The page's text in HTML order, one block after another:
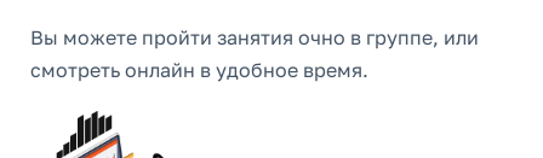
Вы можете пройти занятия очно в группе, или
смотреть онлайн в удобное время.